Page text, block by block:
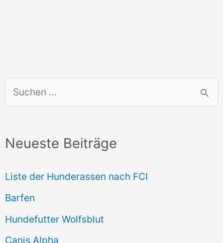
u
h
n
n
a
c
Neueste Beiträge
Liste der Hunderassen nach FCI
Barfen
Hundefutter Wolfsblut
Canis Alpha